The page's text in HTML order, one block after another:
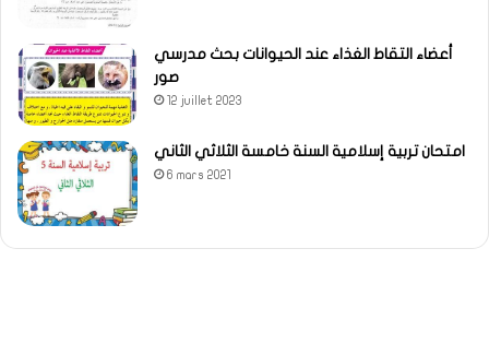
أعضاء التقاط الغذاء عند الحيوانات بحث مدرسي
صور
12 juillet 2023
امتحان تربية إسلامية السنة خامسة الثلاثي الثاني
6 mars 2021